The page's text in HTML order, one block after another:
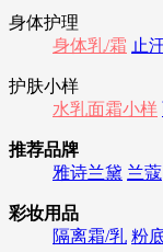
身体护理
身体乳/霜 止
护肤小样
水乳面霜小样
推荐品牌
雅诗兰黛 兰蔻
彩妆用品
隔离霜/乳 粉